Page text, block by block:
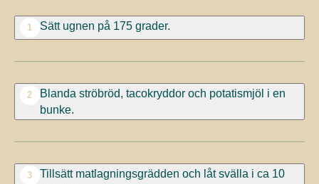
1 Sätt ugnen på 175 grader.
2
Blanda ströbröd, tacokryddor och potatismjöl i en
bunke.
3
Tillsätt matlagningsgrädden och låt svälla i ca 10